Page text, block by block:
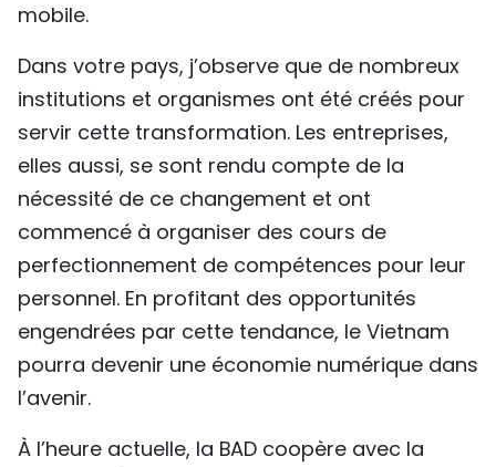
mobile.
Dans votre pays, j’observe que de nombreux
institutions et organismes ont été créés pour
servir cette transformation. Les entreprises,
elles aussi, se sont rendu compte de la
nécessité de ce changement et ont
commencé à organiser des cours de
perfectionnement de compétences pour leur
personnel. En profitant des opportunités
engendrées par cette tendance, le Vietnam
pourra devenir une économie numérique dans
l’avenir.
À l’heure actuelle, la BAD coopère avec la